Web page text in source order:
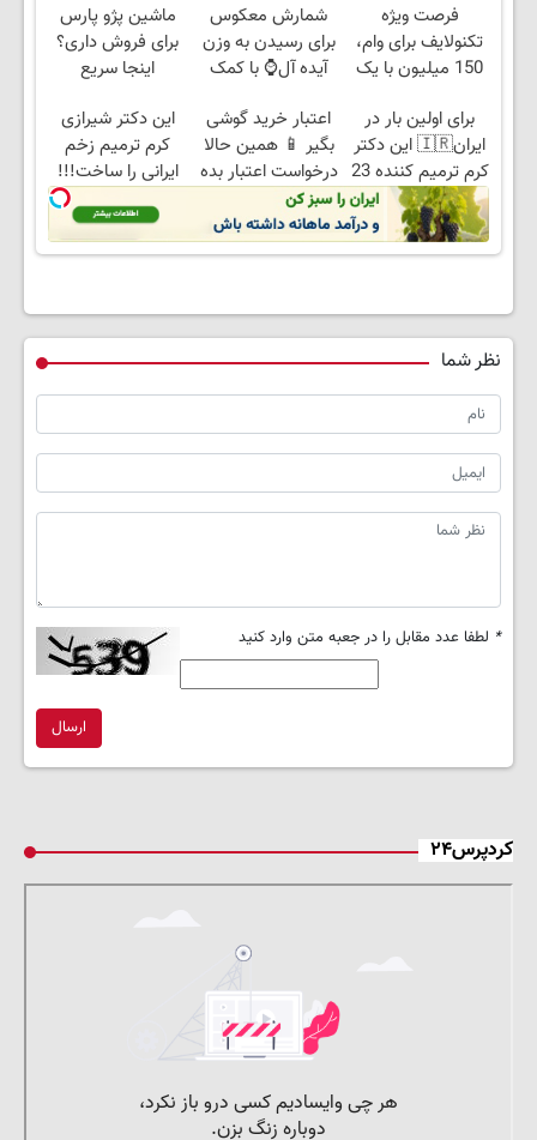
فرصت ویژه
تکنولایف برای وام،
150 میلیون با یک
شمارش معکوس
برای رسیدن به وزن
آیده آل⌚ با کمک
ماشین پژو پارس
برای فروش داری؟
اینجا سریع
برای اولین بار در
ایران🇮🇷 این دکتر
کرم ترمیم کننده 23
روزه ساخت!
اعتبار خرید گوشی
بگیر 📱 همین حالا
درخواست اعتبار بده
این دکتر شیرازی
کرم ترمیم زخم
ایرانی را ساخت!!!
نظر شما
* لطفا عدد مقابل را در جعبه متن وارد کنید
ارسال
کردپرس۲۴